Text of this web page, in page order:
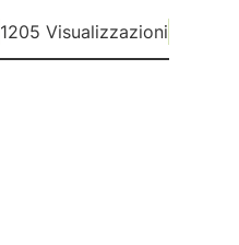
1205 Visualizzazioni